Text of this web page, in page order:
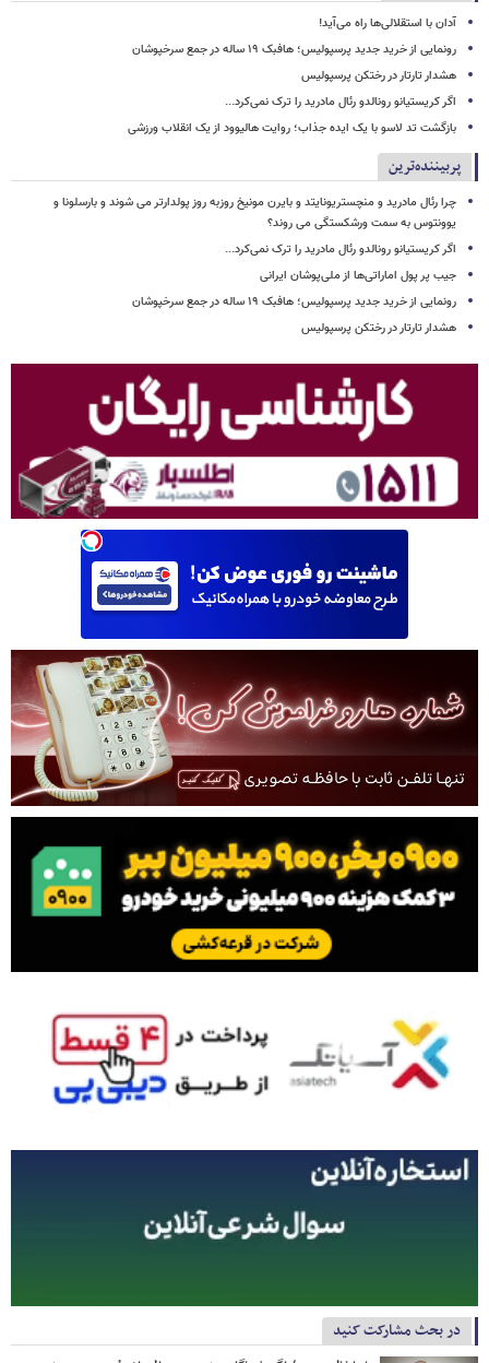
آدان با استقلالی‌ها راه می‌آید!
رونمایی از خرید جدید پرسپولیس؛ هافبک ۱۹ ساله در جمع سرخپوشان
هشدار تارتار در رختکن پرسپولیس
اگر کریستیانو رونالدو رئال مادرید را ترک نمی‌کرد...
بازگشت تد لاسو با یک ایده جذاب؛ روایت هالیوود از یک انقلاب ورزشی
پربیننده‌ترین
چرا رئال مادرید و منچستریونایتد و بایرن مونیخ روزبه روز پولدارتر می شوند و بارسلونا و
یوونتوس به سمت ورشکستگی می روند؟
اگر کریستیانو رونالدو رئال مادرید را ترک نمی‌کرد...
جیب پر پول اماراتی‌ها از ملی‌پوشان ایرانی
رونمایی از خرید جدید پرسپولیس؛ هافبک ۱۹ ساله در جمع سرخپوشان
هشدار تارتار در رختکن پرسپولیس
در بحث مشارکت کنید